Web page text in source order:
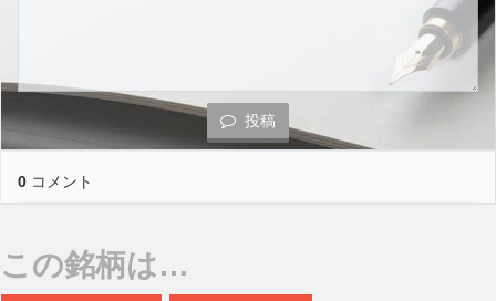
投稿
0 コメント
この銘柄は…